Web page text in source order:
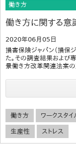
働き方
働き方に関する意
2020年06月05日
損害保険ジャパン（損保
た。その調査結果および
景働き方改革関連法案の
働き方 ワークスタイ
生産性 ストレス